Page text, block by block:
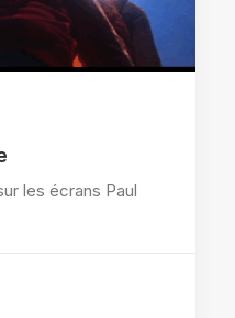
les écrans Paul